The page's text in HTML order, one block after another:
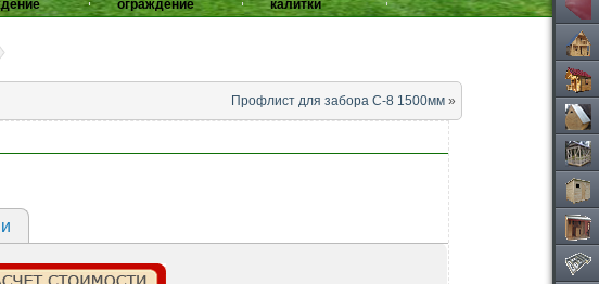
ограждение
калитки
Профлист для забора С-8 1500мм »